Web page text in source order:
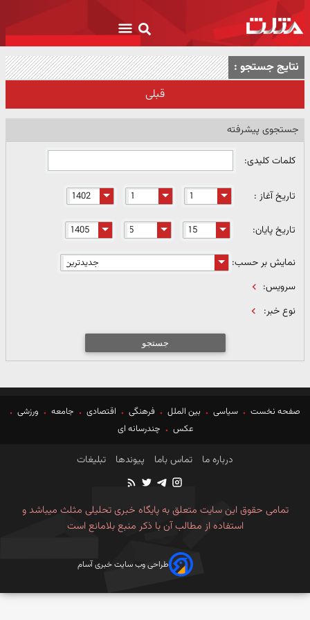
نتایج جستجو :
قبلی
جستجوی پیشرفته
کلمات کلیدی:
تاریخ آغاز :
تاریخ پایان:
نمایش بر حسب:
سرویس:
نوع خبر:
جستجو
صفحه نخست سیاسی بین الملل فرهنگی اقتصادی جامعه
ورزشی
عکس
چندرسانه ای
درباره ما تماس باما پیوندها تبلیغات
تمامی حقوق این سایت متعلق به پایگاه خبری تحلیلی مثلث میباشد و
استفاده از مطالب آن با ذکر منبع بلامانع است
طراحی وب سایت خبری آسام